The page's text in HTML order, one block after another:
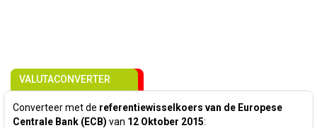
VALUTACONVERTER
Converteer met de referentiewisselkoers van de Europese
Centrale Bank (ECB) van 12 Oktober 2015: